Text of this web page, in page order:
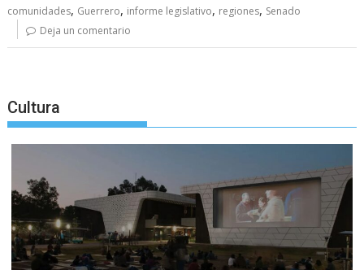
comunidades, Guerrero, informe legislativo, regiones, Senado
Deja un comentario
Cultura